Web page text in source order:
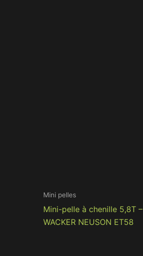
Mini pelles
Mini-pelle à chenille 5,8T –
WACKER NEUSON ET58